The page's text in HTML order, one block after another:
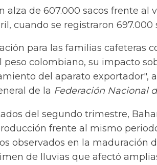
alza de 607.000 sacos frente al
cuando se registraron 697.000
para las familias cafeteras
colombiano, su impacto
del aparato exportador",
de la Federación Nacional
del segundo trimestre,
frente al mismo
observados en la maduración
de lluvias que afectó